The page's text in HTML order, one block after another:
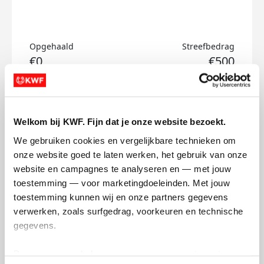
Welkom bij KWF. Fijn dat je onze website bezoekt.
We gebruiken cookies en vergelijkbare technieken om
onze website goed te laten werken, het gebruik van onze
website en campagnes te analyseren en — met jouw
toestemming — voor marketingdoeleinden. Met jouw
toestemming kunnen wij en onze partners gegevens
verwerken, zoals surfgedrag, voorkeuren en technische
gegevens.
Opgehaald
€0
Streefbedrag
€500
Doneer
Cas's badges